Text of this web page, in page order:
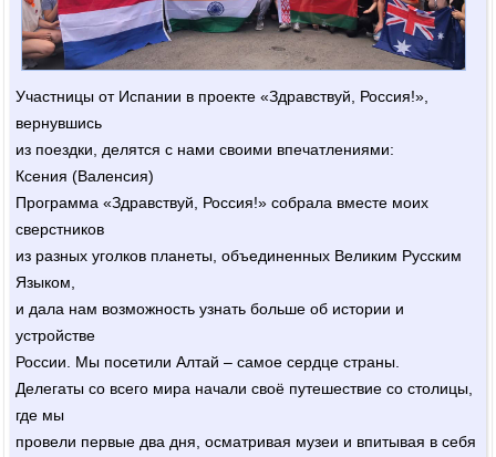
Участницы от Испании в проекте «Здравствуй, Россия!»,
вернувшись
из поездки, делятся с нами своими впечатлениями:
Ксения (Валенсия)
Программа «Здравствуй, Россия!» собрала вместе моих
сверстников
из разных уголков планеты, объединенных Великим Русским
Языком,
и дала нам возможность узнать больше об истории и
устройстве
России. Мы посетили Алтай – самое сердце страны.
Делегаты со всего мира начали своё путешествие со столицы,
где мы
провели первые два дня, осматривая музеи и впитывая в себя